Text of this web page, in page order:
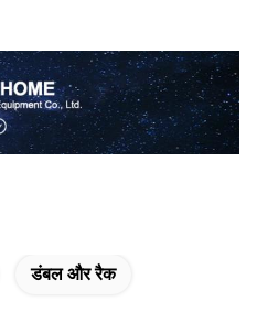
डंबल और रैक